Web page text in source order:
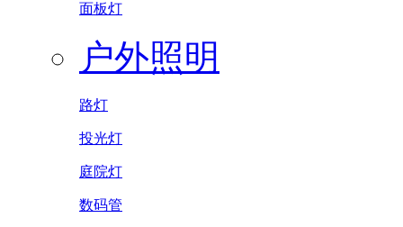
面板灯
户外照明
路灯
投光灯
庭院灯
数码管